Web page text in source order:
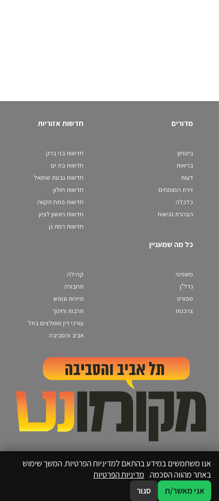
מדורים
ביטחון
בריאות
דעות
זירת המומחים
כלכלה
הצהרת נגישות
חדשות אזוריות
חדשות בני ברק
חדשות בת ים
חדשות גבעת שמואל
חדשות חולון
חדשות פתח תקווה
חדשות ראשון לציון
חדשות רמת גן
כל מה שמעניין
משפטי
נדל"ן
ספורט
צרכנות
קהילה
תחבורה
תיירות ונופש
תרבות וחינוך
עורכי דין מומלצים בתל
אביב והסביבה
אנו משתמשים במידע בהתאם למדיניות הפרטיות. המשך שימוש
באתר מהווה הסכמה. מדיניות הפרטיות
אני מאשר/ת
סגור